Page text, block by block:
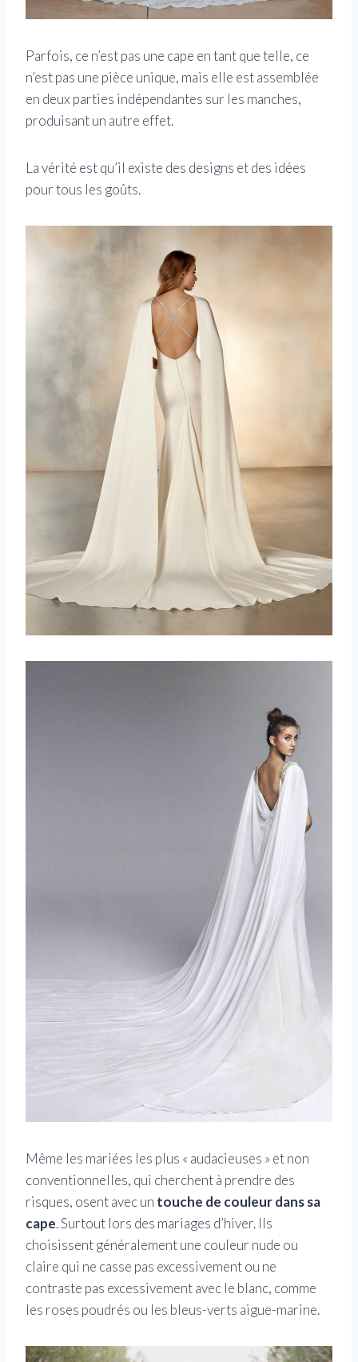
Parfois, ce n’est pas une cape en tant que telle, ce
n’est pas une pièce unique, mais elle est assemblée
en deux parties indépendantes sur les manches,
produisant un autre effet.
La vérité est qu’il existe des designs et des idées
pour tous les goûts.
Même les mariées les plus « audacieuses » et non
conventionnelles, qui cherchent à prendre des
risques, osent avec un touche de couleur dans sa
cape. Surtout lors des mariages d’hiver. Ils
choisissent généralement une couleur nude ou
claire qui ne casse pas excessivement ou ne
contraste pas excessivement avec le blanc, comme
les roses poudrés ou les bleus-verts aigue-marine.